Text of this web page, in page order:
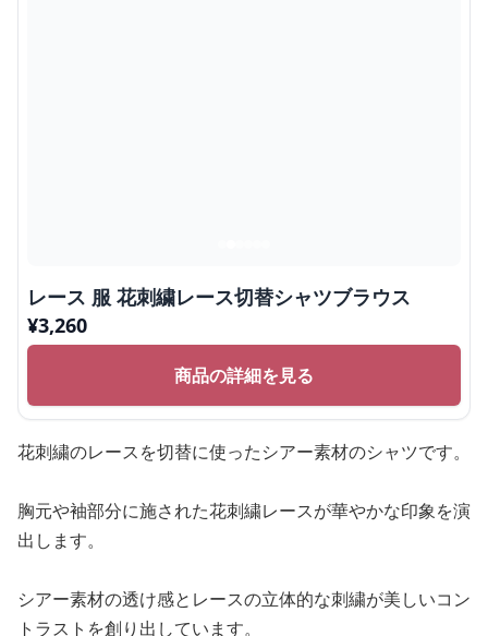
レース 服 花刺繍レース切替シャツブラウス
¥3,260
商品の詳細を見る
花刺繍のレースを切替に使ったシアー素材のシャツです。
胸元や袖部分に施された花刺繍レースが華やかな印象を演
出します。
シアー素材の透け感とレースの立体的な刺繍が美しいコン
トラストを創り出しています。